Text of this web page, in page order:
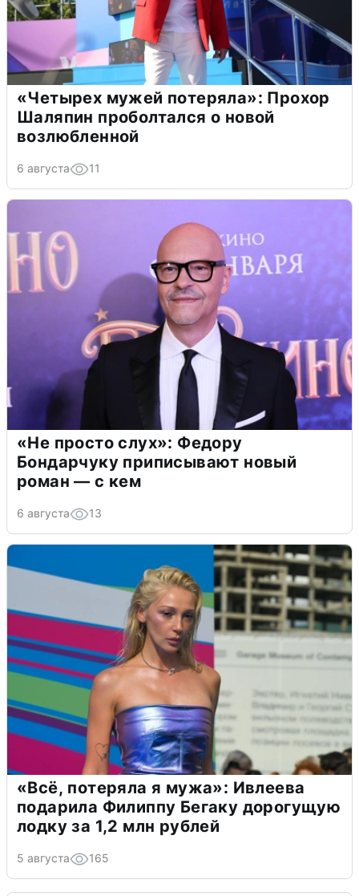
«Четырех мужей потеряла»: Прохор
Шаляпин проболтался о новой
возлюбленной
6 августа 11
«Не просто слух»: Федору
Бондарчуку приписывают новый
роман — с кем
6 августа 13
«Всё, потеряла я мужа»: Ивлеева
подарила Филиппу Бегаку дорогущую
лодку за 1,2 млн рублей
5 августа 165